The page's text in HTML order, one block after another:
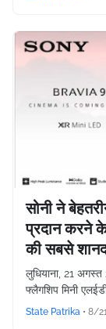
सोनी ने
प्रदान करने
की सबसे
लुधियाना, 21 अगस्त
फ्लैगशिप मिनी
State Patrika • 8/